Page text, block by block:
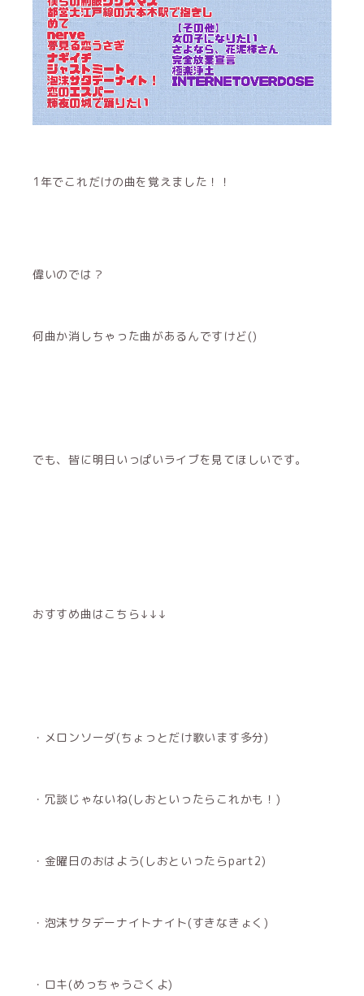
1年でこれだけの曲を覚えました！！
偉いのでは？
何曲か消しちゃった曲があるんですけど()
でも、皆に明日いっぱいライブを見てほしいです。
おすすめ曲はこちら↓↓↓
・メロンソーダ(ちょっとだけ歌います多分)
・冗談じゃないね(しおといったらこれかも！)
・金曜日のおはよう(しおといったらpart2)
・泡沫サタデーナイトナイト(すきなきょく)
・ロキ(めっちゃうごくよ)